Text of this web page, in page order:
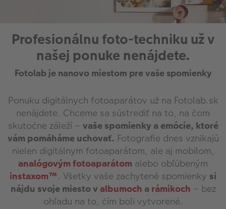
CEWE Fotoprodukty
Profesionálnu foto-techniku už v
našej ponuke nenájdete.
Fotolab je nanovo miestom pre vaše spomienky
Ponuku digitálnych fotoaparátov už na Fotolab.sk
nenájdete. Chceme sa sústrediť na to, na čom
skutočne záleží – vaše spomienky a emócie, ktoré
vám pomáháme uchovať. Fotografie dnes vznikajú
nielen digitálnym fotoaparátom, ale aj mobilom,
analógovým fotoaparátom alebo obľúbeným
instaxom™. Všetky vaše zachytené spomienky si
nájdu svoje miesto v albumoch a rámikoch – bez
ohľadu na to, čím boli vytvorené.